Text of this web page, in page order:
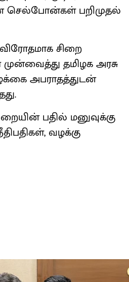
செல்போன்கள் பறிமுதல்
சிறை
முன்வைத்து தமிழக அரசு
அபராதத்துடன்
பதில் மனுவுக்கு
வழக்கு